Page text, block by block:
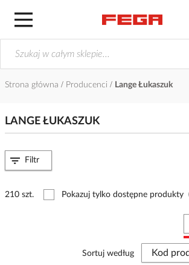
Strona główna Producenci Lange Łukaszuk
LANGE ŁUKASZUK
210 szt. Pokazuj tylko dostępne produkty
Sortuj według
Filtr